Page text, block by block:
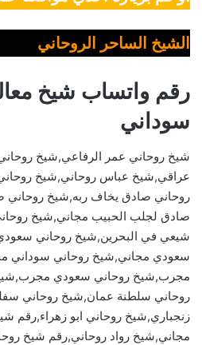
الشيخ الساحر الروحاني
رقم واتساب شيخ
سوداني
شيخ روحاني عمر الرفاعي,شيخ
عراقي,شيخ عباس روحاني,شيخ
روحاني صادق يخاف ربه,شيخ
صادق لجلب الحبيب مجاني,شيخ
شيعي في البحرين,شيخ روحاني
سعودي مجاني,شيخ روحاني سوداني
مجرب,شيخ روحاني سعودي
روحاني سلطنة عمان,شيخ روحاني
زنجباري,شيخ روحاني ابو زهراء,رقم
مجاني,شيخ رواد روحاني,رقم شيخ